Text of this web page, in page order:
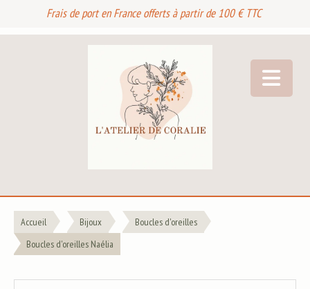
Frais de port en France offerts à partir de 100 € TTC
Accueil Bijoux
Boucles d'oreilles
Boucles d'oreilles Naélia